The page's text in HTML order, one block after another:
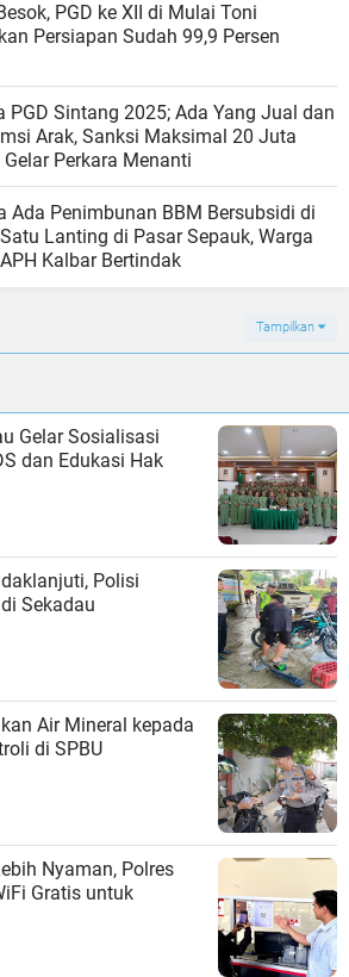
PGD ke XII di Mulai Toni
Persiapan Sudah 99,9 Persen
PGD Sintang 2025; Ada Yang Jual dan
Arak, Sanksi Maksimal 20 Juta
Perkara Menanti
Ada Penimbunan BBM Bersubsidi di
Lanting di Pasar Sepauk, Warga
Kalbar Bertindak
Tampilkan
Gelar Sosialisasi
dan Edukasi Hak
Polisi
Sekadau
Air Mineral kepada
di SPBU
Nyaman, Polres
Gratis untuk